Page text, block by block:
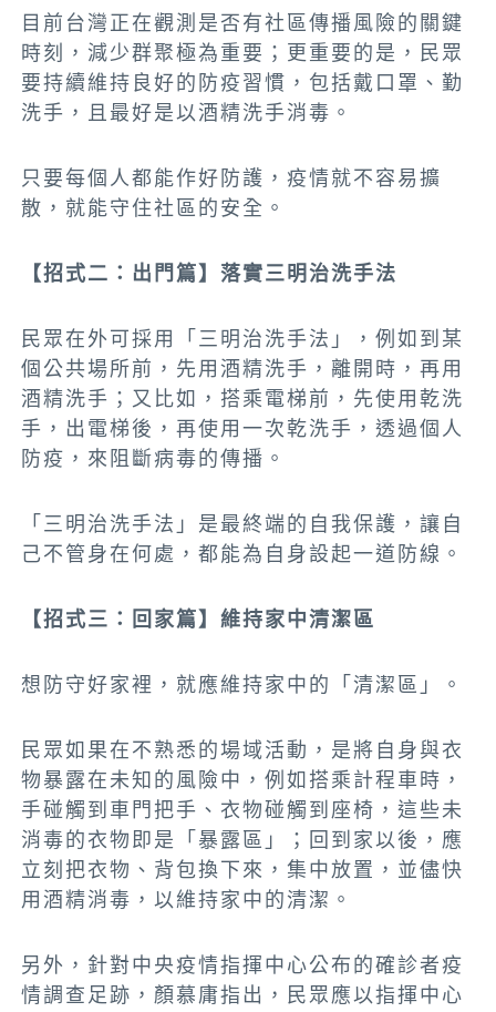
目前台灣正在觀測是否有社區傳播風險的關鍵
時刻，減少群聚極為重要；更重要的是，民眾
要持續維持良好的防疫習慣，包括戴口罩、勤
洗手，且最好是以酒精洗手消毒。
只要每個人都能作好防護，疫情就不容易擴
散，就能守住社區的安全。
【招式二：出門篇】落實三明治洗手法
民眾在外可採用「三明治洗手法」，例如到某
個公共場所前，先用酒精洗手，離開時，再用
酒精洗手；又比如，搭乘電梯前，先使用乾洗
手，出電梯後，再使用一次乾洗手，透過個人
防疫，來阻斷病毒的傳播。
「三明治洗手法」是最終端的自我保護，讓自
己不管身在何處，都能為自身設起一道防線。
【招式三：回家篇】維持家中清潔區
想防守好家裡，就應維持家中的「清潔區」。
民眾如果在不熟悉的場域活動，是將自身與衣
物暴露在未知的風險中，例如搭乘計程車時，
手碰觸到車門把手、衣物碰觸到座椅，這些未
消毒的衣物即是「暴露區」；回到家以後，應
立刻把衣物、背包換下來，集中放置，並儘快
用酒精消毒，以維持家中的清潔。
另外，針對中央疫情指揮中心公布的確診者疫
情調查足跡，顏慕庸指出，民眾應以指揮中心